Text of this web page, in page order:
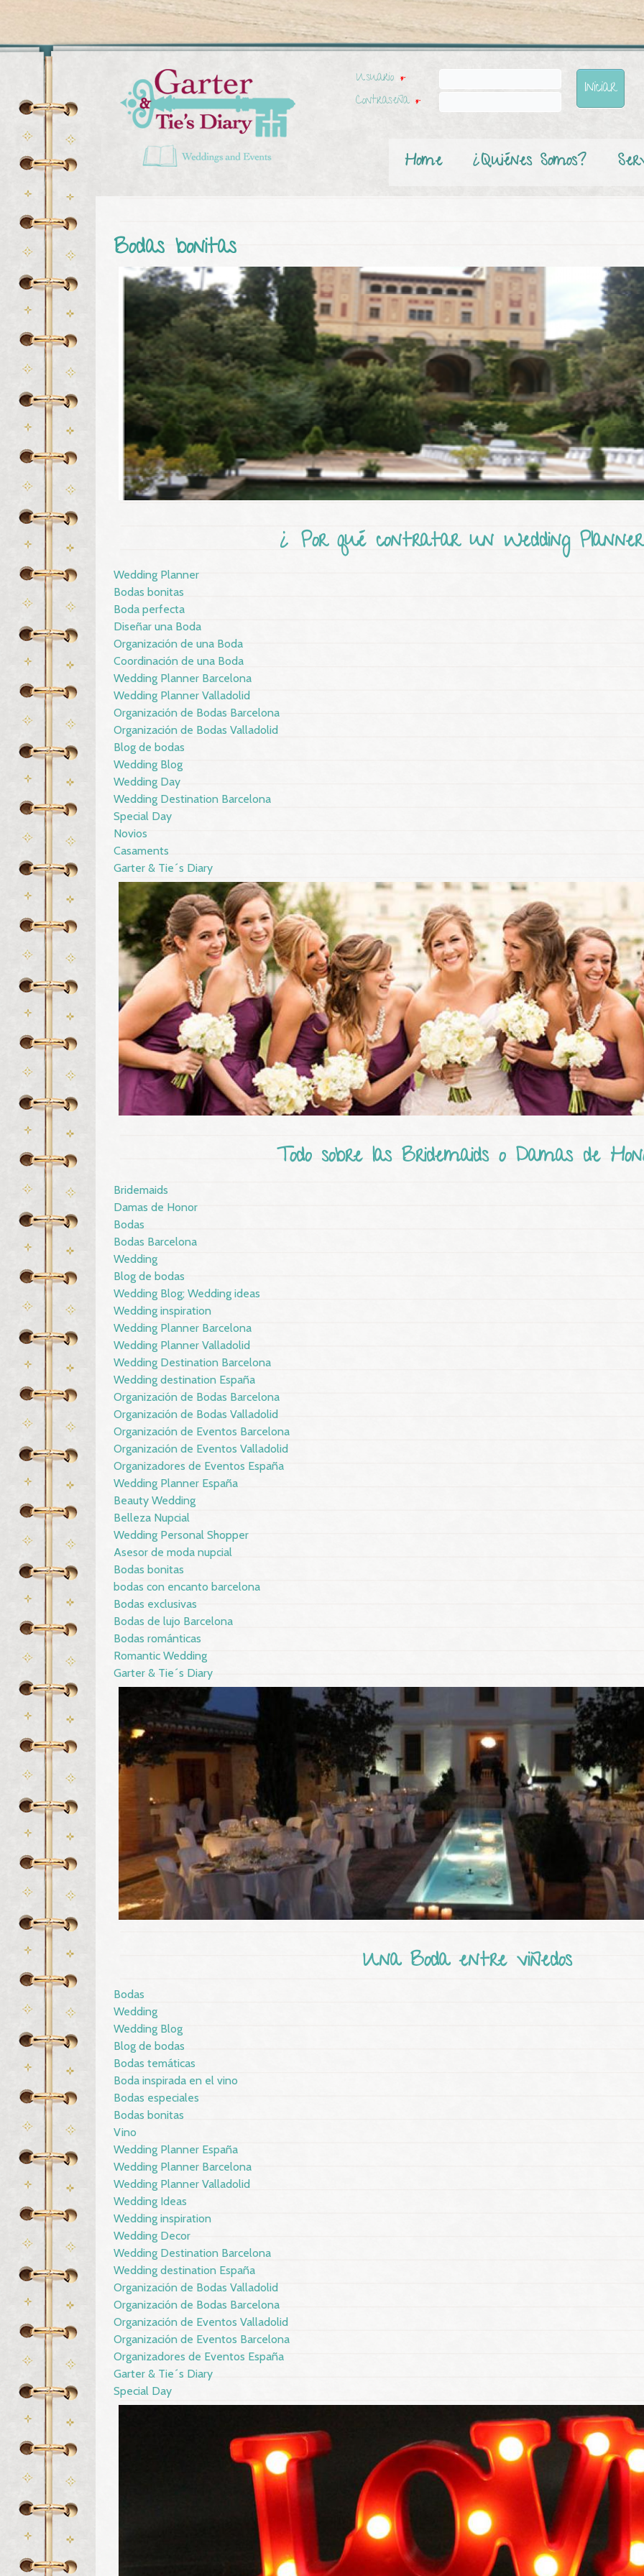
Usuario *
Contraseña *
Home ¿Quiénes Somos?
Bodas bonitas
¿ Por qué contratar un Wedding
Wedding Planner
Bodas bonitas
Boda perfecta
Diseñar una Boda
Organización de una Boda
Coordinación de una Boda
Wedding Planner Barcelona
Wedding Planner Valladolid
Organización de Bodas Barcelona
Organización de Bodas Valladolid
Blog de bodas
Wedding Blog
Wedding Day
Wedding Destination Barcelona
Special Day
Novios
Casaments
Garter & Tie´s Diary
Todo sobre las Bridemaids o Damas de
Bridemaids
Damas de Honor
Bodas
Bodas Barcelona
Wedding
Blog de bodas
Wedding Blog; Wedding ideas
Wedding inspiration
Wedding Planner Barcelona
Wedding Planner Valladolid
Wedding Destination Barcelona
Wedding destination España
Organización de Bodas Barcelona
Organización de Bodas Valladolid
Organización de Eventos Barcelona
Organización de Eventos Valladolid
Organizadores de Eventos España
Wedding Planner España
Beauty Wedding
Belleza Nupcial
Wedding Personal Shopper
Asesor de moda nupcial
Bodas bonitas
bodas con encanto barcelona
Bodas exclusivas
Bodas de lujo Barcelona
Bodas románticas
Romantic Wedding
Garter & Tie´s Diary
Una Boda entre viñedos
Bodas
Wedding
Wedding Blog
Blog de bodas
Bodas temáticas
Boda inspirada en el vino
Bodas especiales
Bodas bonitas
Vino
Wedding Planner España
Wedding Planner Barcelona
Wedding Planner Valladolid
Wedding Ideas
Wedding inspiration
Wedding Decor
Wedding Destination Barcelona
Wedding destination España
Organización de Bodas Valladolid
Organización de Bodas Barcelona
Organización de Eventos Valladolid
Organización de Eventos Barcelona
Organizadores de Eventos España
Garter & Tie´s Diary
Special Day